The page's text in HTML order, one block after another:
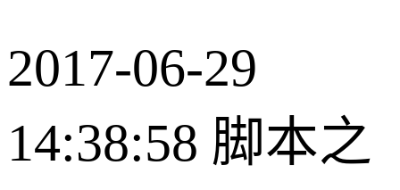
2017-06-29
14:38:58 脚本之